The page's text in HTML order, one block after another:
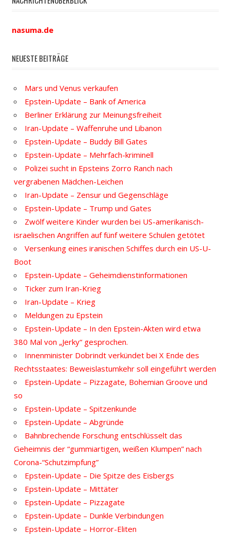
nasuma.de
NEUESTE BEITRÄGE
Mars und Venus verkaufen
Epstein-Update – Bank of America
Berliner Erklärung zur Meinungsfreiheit
Iran-Update – Waffenruhe und Libanon
Epstein-Update – Buddy Bill Gates
Epstein-Update – Mehrfach-kriminell
Polizei sucht in Epsteins Zorro Ranch nach
vergrabenen Mädchen-Leichen
Iran-Update – Zensur und Gegenschläge
Epstein-Update – Trump und Gates
Zwölf weitere Kinder wurden bei US-amerikanisch-
israelischen Angriffen auf fünf weitere Schulen getötet
Versenkung eines iranischen Schiffes durch ein US-U-
Boot
Epstein-Update – Geheimdienstinformationen
Ticker zum Iran-Krieg
Iran-Update – Krieg
Meldungen zu Epstein
Epstein-Update – In den Epstein-Akten wird etwa
380 Mal von „Jerky“ gesprochen.
Innenminister Dobrindt verkündet bei X Ende des
Rechtsstaates: Beweislastumkehr soll eingeführt werden
Epstein-Update – Pizzagate, Bohemian Groove und
so
Epstein-Update – Spitzenkunde
Epstein-Update – Abgründe
Bahnbrechende Forschung entschlüsselt das
Geheimnis der “gummiartigen, weißen Klumpen” nach
Corona-“Schutzimpfung”
Epstein-Update – Die Spitze des Eisbergs
Epstein-Update – Mittäter
Epstein-Update – Pizzagate
Epstein-Update – Dunkle Verbindungen
Epstein-Update – Horror-Eliten